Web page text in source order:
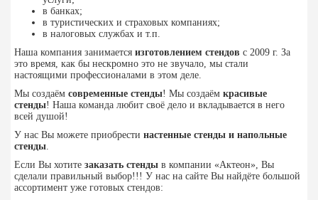
в банках;
в туристических и страховых компаниях;
в налоговых службах и т.п.
Наша компания занимается изготовлением стендов с 2009 г. За
это время, как бы нескромно это не звучало, мы стали
настоящими профессионалами в этом деле.
Мы создаём современные стенды! Мы создаём красивые
стенды! Наша команда любит своё дело и вкладывается в него
всей душой!
У нас Вы можете приобрести настенные стенды и напольные
стенды.
Если Вы хотите заказать стенды в компании «Актеон», Вы
сделали правильный выбор!!! У нас на сайте Вы найдёте большой
ассортимент уже готовых стендов: